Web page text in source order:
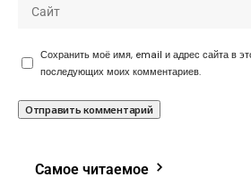
Сохранить моё имя, email и адрес сайта в
последующих моих комментариев.
Самое читаемое